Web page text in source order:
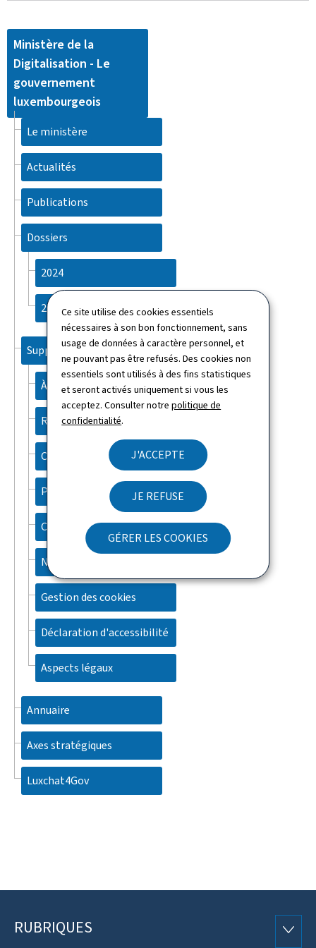
Ce site utilise des cookies essentiels
nécessaires à son bon fonctionnement, sans
usage de données à caractère personnel, et
ne pouvant pas être refusés. Des cookies non
essentiels sont utilisés à des fins statistiques
et seront activés uniquement si vous les
acceptez. Consulter notrepolitique de
confidentialité.
J'ACCEPTE
JE REFUSE
GÉRER LES COOKIES
Ministère de la
Digitalisation - Le
gouvernement
luxembourgeois
Le ministère
Actualités
Publications
Dossiers
2024
2025
Support
À propos du site
Recherche
Contact
Plan du site
Charte des cookies
Newsletter
Gestion des cookies
Déclaration d'accessibilité
Aspects légaux
Annuaire
Axes stratégiques
Luxchat4Gov
Pied
RUBRIQUES